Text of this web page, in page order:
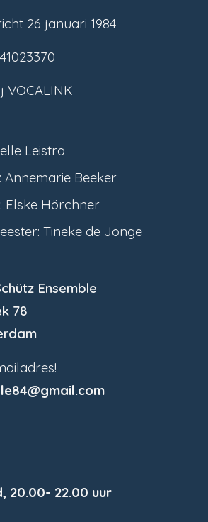
26 januari 1984
VOCALINK
Leistra
Annemarie Beeker
Elske Hörchner
Tineke de Jonge
Ensemble
78
20.00- 22.00 uur